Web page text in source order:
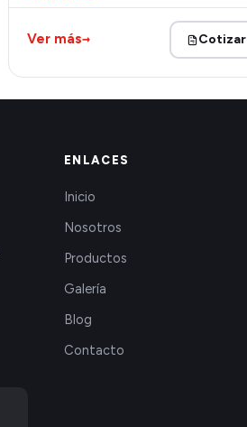
Ver más→ Cotizar
ENLACES
Inicio
Nosotros
Productos
Galería
Blog
Contacto